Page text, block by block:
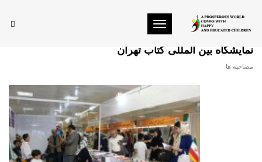
Toggle navigation
خبر گزاری اطلس: حضور پررنگ انتشارات افغانستانی در
نمایشگاه بین المللی کتاب تهران
مصاحبه ها